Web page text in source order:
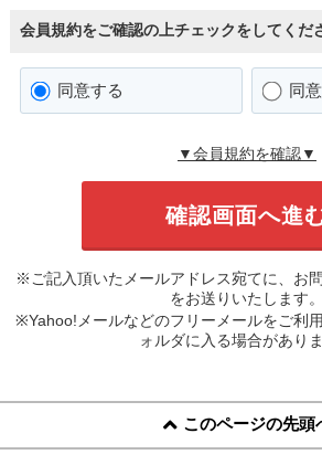
会員規約をご確認の上チェックをしてくだ
同意する 同
▼会員規約を確認▼
※ご記入頂いたメールアドレス宛てに、お
をお送りいたします。
※Yahoo!メールなどのフリーメールをご利
ォルダに入る場合がありま
このページの先頭